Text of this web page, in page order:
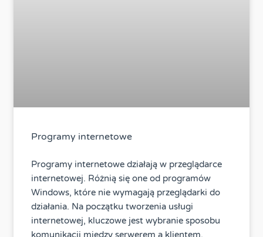
Programy internetowe
Programy internetowe działają w przeglądarce
internetowej. Różnią się one od programów
Windows, które nie wymagają przeglądarki do
działania. Na początku tworzenia usługi
internetowej, kluczowe jest wybranie sposobu
komunikacji między serwerem a klientem.